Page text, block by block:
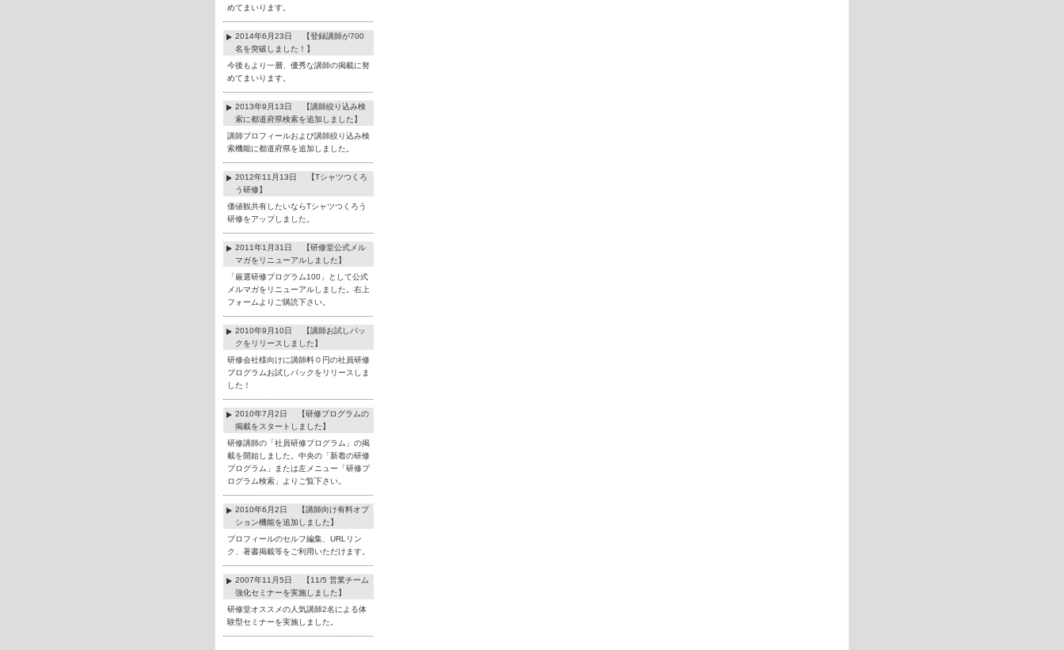
めてまいります。
2014年6月23日 【登録講師が700
名を突破しました！】
今後もより一層、優秀な講師の掲載に努
めてまいります。
2013年9月13日 【講師絞り込み検
索に都道府県検索を追加しました】
講師プロフィールおよび講師絞り込み検
索機能に都道府県を追加しました。
2012年11月13日 【Tシャツつくろ
う研修】
価値観共有したいならTシャツつくろう
研修をアップしました。
2011年1月31日 【研修堂公式メル
マガをリニューアルしました】
「厳選研修プログラム100」として公式
メルマガをリニューアルしました。右上
フォームよりご購読下さい。
2010年9月10日 【講師お試しパッ
クをリリースしました】
研修会社様向けに講師料０円の社員研修
プログラムお試しパックをリリースしま
した！
2010年7月2日 【研修プログラムの
掲載をスタートしました】
研修講師の「社員研修プログラム」の掲
載を開始しました。中央の「新着の研修
プログラム」または左メニュー「研修プ
ログラム検索」よりご覧下さい。
2010年6月2日 【講師向け有料オプ
ション機能を追加しました】
プロフィールのセルフ編集、URLリン
ク、著書掲載等をご利用いただけます。
2007年11月5日 【11/5 営業チーム
強化セミナーを実施しました】
研修堂オススメの人気講師2名による体
験型セミナーを実施しました。